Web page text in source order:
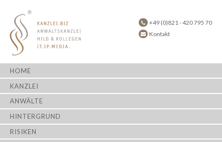
+49 (0)821 - 420 795 70
Kontakt
HOME
KANZLEI
ANWÄLTE
HINTERGRUND
RISIKEN